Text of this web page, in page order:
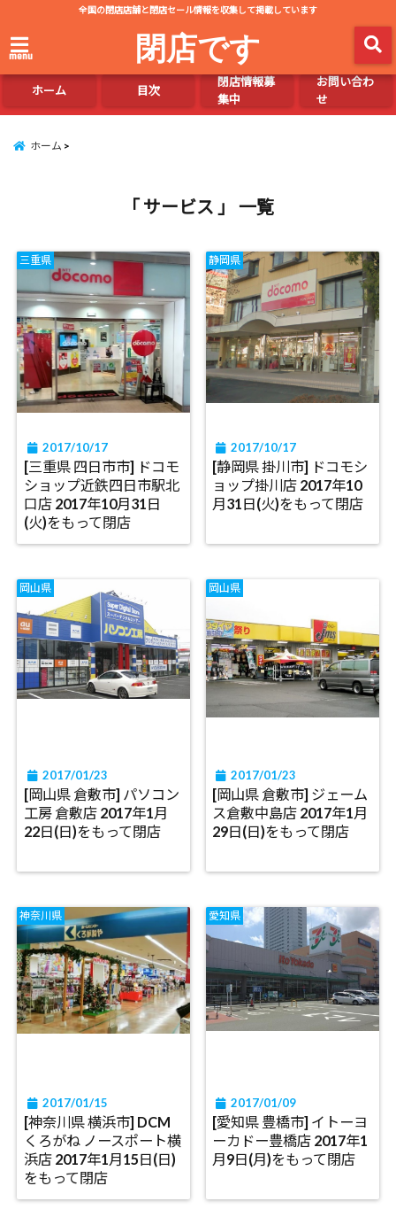
全国の閉店店舗と閉店セール情報を収集して掲載しています
menu 閉店です
ホーム 目次
閉店情報募
集中
お問い合わ
せ
ホーム
「 サービス 」 一覧
三重県
2017/10/17
[三重県 四日市市] ドコモ
ショップ近鉄四日市駅北
口店 2017年10月31日
(火)をもって閉店
静岡県
2017/10/17
[静岡県 掛川市] ドコモシ
ョップ掛川店 2017年10
月31日(火)をもって閉店
岡山県
2017/01/23
[岡山県 倉敷市] パソコン
工房 倉敷店 2017年1月
22日(日)をもって閉店
岡山県
2017/01/23
[岡山県 倉敷市] ジェーム
ス倉敷中島店 2017年1月
29日(日)をもって閉店
神奈川県
2017/01/15
[神奈川県 横浜市] DCM
くろがね ノースポート横
浜店 2017年1月15日(日)
をもって閉店
愛知県
2017/01/09
[愛知県 豊橋市] イトーヨ
ーカドー豊橋店 2017年1
月9日(月)をもって閉店